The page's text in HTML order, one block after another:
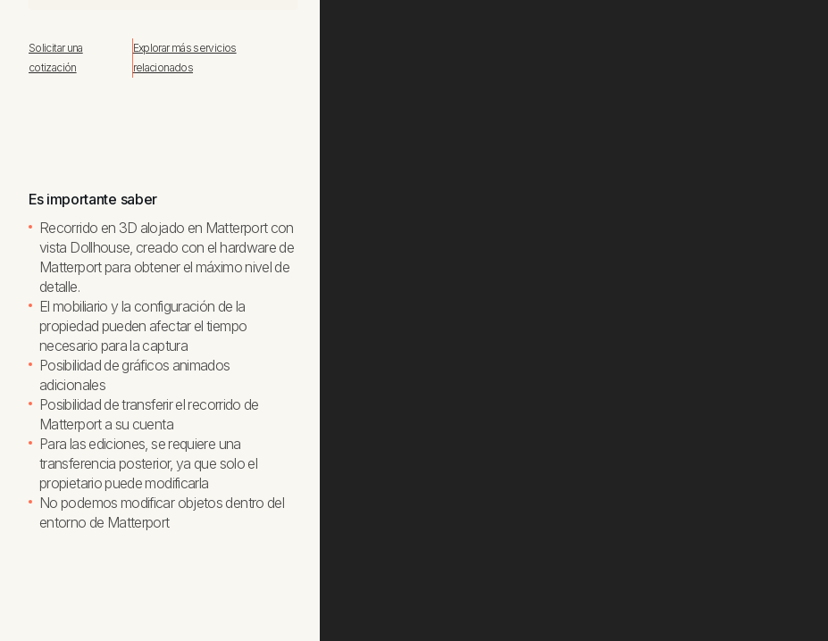
Solicitar una
cotización
Explorar más servicios
relacionados
Es importante saber
Recorrido en 3D alojado en Matterport con
vista Dollhouse, creado con el hardware de
Matterport para obtener el máximo nivel de
detalle.
El mobiliario y la configuración de la
propiedad pueden afectar el tiempo
necesario para la captura
Posibilidad de gráficos animados
adicionales
Posibilidad de transferir el recorrido de
Matterport a su cuenta
Para las ediciones, se requiere una
transferencia posterior, ya que solo el
propietario puede modificarla
No podemos modificar objetos dentro del
entorno de Matterport